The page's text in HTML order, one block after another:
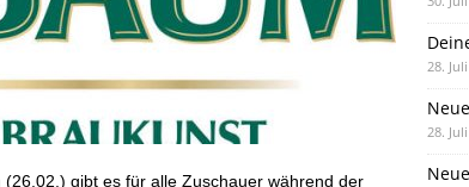
gibt es für alle Zuschauer während der
28.
28.